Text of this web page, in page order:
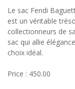
Le sac Fendi
est un véritable
collectionneurs de
sac qui allie
choix idéal.
Price : 450.00